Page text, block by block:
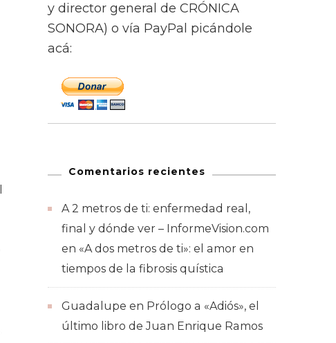
y director general de CRÓNICA
SONORA) o vía PayPal picándole
acá:
Comentarios recientes
A 2 metros de ti: enfermedad real,
final y dónde ver – InformeVision.com
en «A dos metros de ti»: el amor en
tiempos de la fibrosis quística
Guadalupe en Prólogo a «Adiós», el
último libro de Juan Enrique Ramos